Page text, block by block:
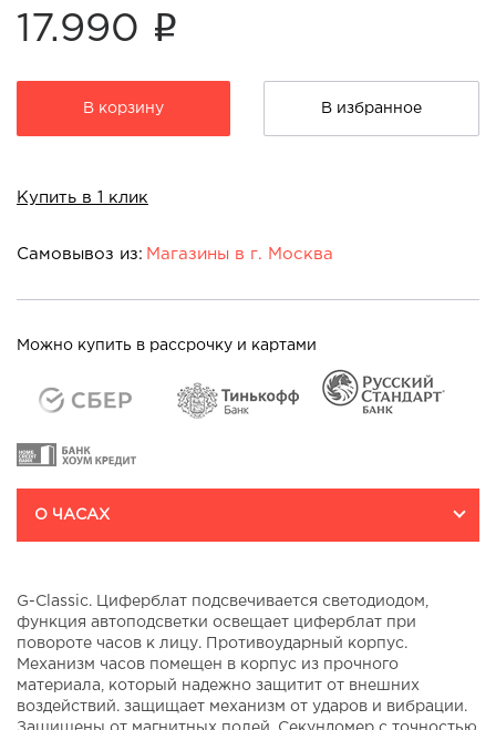
17.990 i
В корзину В избранное
Купить в 1 клик
Самовывоз из: Магазины в г. Москва
т/ц "EUROPOLIS" пр-т Мира,
На карте
Можно купить в рассрочку и картами
О ЧАСАХ
G-Classic. Циферблат подсвечивается светодиодом,
функция автоподсветки освещает циферблат при
повороте часов к лицу. Противоударный корпус.
Механизм часов помещен в корпус из прочного
материала, который надежно защитит от внешних
воздействий. защищает механизм от ударов и вибрации.